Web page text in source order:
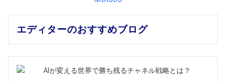
エディターのおすすめブログ